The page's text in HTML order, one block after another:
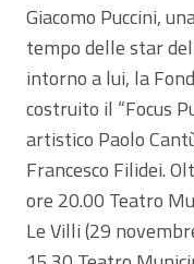
Giacomo Puccini,
tempo delle star
intorno a lui, la
costruito il “Focus
artistico Paolo
Francesco Filidei.
ore 20.00 Teatro
Le Villi (29